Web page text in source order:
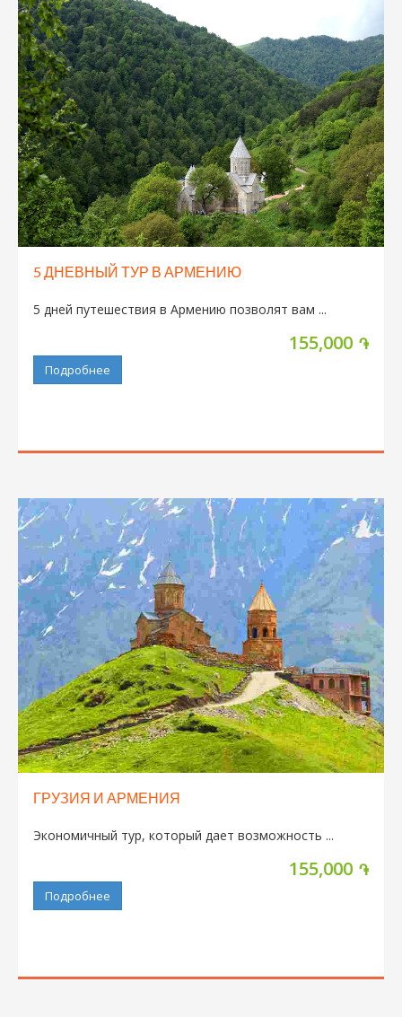
5 ДНЕВНЫЙ ТУР В АРМЕНИЮ
5 дней путешествия в Армению позволят вам ...
155,000 ֏
Подробнее
ГРУЗИЯ И АРМЕНИЯ
Экономичный тур, который дает возможность ...
155,000 ֏
Подробнее